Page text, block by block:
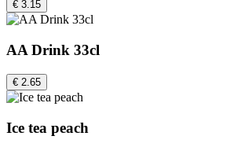
€ 3.15
AA Drink 33cl
€ 2.65
Ice tea peach